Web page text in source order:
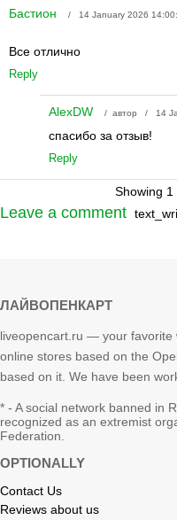
Бастион / 14 January 2026
Все отлично
Reply
AlexDW / автор / 14
спасибо за отзыв!
Reply
Showing
Leave a comment
ЛАЙВОПЕНКАРТ
liveopencart.ru — your favorite
online stores based on the
based on it. We have been
* - A social network banned in
recognized as an extremist
Federation.
OPTIONALLY
Contact Us
Reviews about us